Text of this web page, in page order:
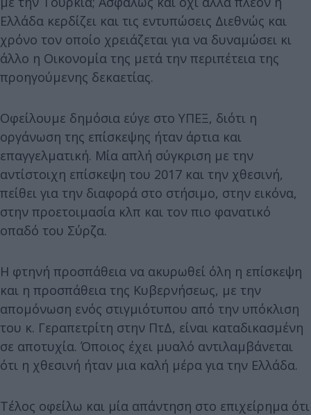
Ελλάδα κερδίζει και τις εντυπώσεις Διεθνώς και
χρόνο τον οποίο χρειάζεται για να δυναμώσει κι
άλλο η Οικονομία της μετά την περιπέτεια της
προηγούμενης δεκαετίας.
Οφείλουμε δημόσια εύγε στο ΥΠΕΞ, διότι η
οργάνωση της επίσκεψης ήταν άρτια και
επαγγελματική. Μία απλή σύγκριση με την
αντίστοιχη επίσκεψη του 2017 και την χθεσινή,
πείθει για την διαφορά στο στήσιμο, στην εικόνα,
στην προετοιμασία κλπ και τον πιο φανατικό
οπαδό του Σύρζα.
Η φτηνή προσπάθεια να ακυρωθεί όλη η επίσκεψη
και η προσπάθεια της Κυβερνήσεως, με την
απομόνωση ενός στιγμιότυπου από την υπόκλιση
του κ. Γεραπετρίτη στην ΠτΔ, είναι καταδικασμένη
σε αποτυχία. Όποιος έχει μυαλό αντιλαμβάνεται
ότι η χθεσινή ήταν μια καλή μέρα για την Ελλάδα.
Τέλος οφείλω και μία απάντηση στο επιχείρημα ότι